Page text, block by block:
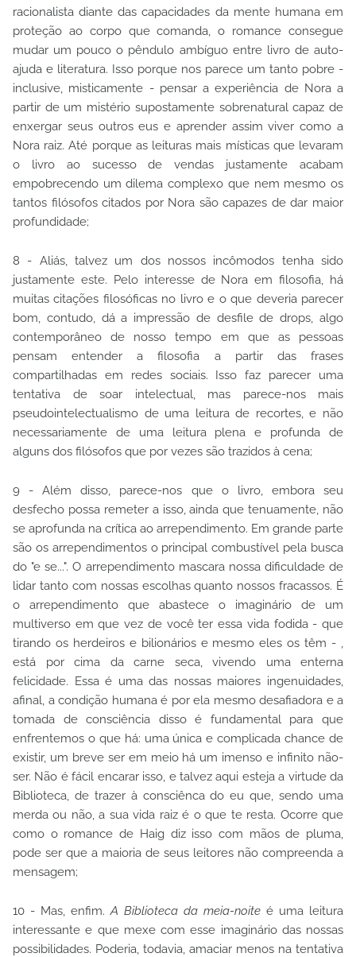
racionalista diante das capacidades da mente humana em
proteção ao corpo que comanda, o romance consegue
mudar um pouco o pêndulo ambíguo entre livro de auto-
ajuda e literatura. Isso porque nos parece um tanto pobre -
inclusive, misticamente - pensar a experiência de Nora a
partir de um mistério supostamente sobrenatural capaz de
enxergar seus outros eus e aprender assim viver como a
Nora raiz. Até porque as leituras mais místicas que levaram
o livro ao sucesso de vendas justamente acabam
empobrecendo um dilema complexo que nem mesmo os
tantos filósofos citados por Nora são capazes de dar maior
profundidade;
8 - Aliás, talvez um dos nossos incômodos tenha sido
justamente este. Pelo interesse de Nora em filosofia, há
muitas citações filosóficas no livro e o que deveria parecer
bom, contudo, dá a impressão de desfile de drops, algo
contemporâneo de nosso tempo em que as pessoas
pensam entender a filosofia a partir das frases
compartilhadas em redes sociais. Isso faz parecer uma
tentativa de soar intelectual, mas parece-nos mais
pseudointelectualismo de uma leitura de recortes, e não
necessariamente de uma leitura plena e profunda de
alguns dos filósofos que por vezes são trazidos à cena;
9 - Além disso, parece-nos que o livro, embora seu
desfecho possa remeter a isso, ainda que tenuamente, não
se aprofunda na crítica ao arrependimento. Em grande parte
são os arrependimentos o principal combustível pela busca
do "e se...". O arrependimento mascara nossa dificuldade de
lidar tanto com nossas escolhas quanto nossos fracassos. É
o arrependimento que abastece o imaginário de um
multiverso em que vez de você ter essa vida fodida - que
tirando os herdeiros e bilionários e mesmo eles os têm - ,
está por cima da carne seca, vivendo uma enterna
felicidade. Essa é uma das nossas maiores ingenuidades,
afinal, a condição humana é por ela mesmo desafiadora e a
tomada de consciência disso é fundamental para que
enfrentemos o que há: uma única e complicada chance de
existir, um breve ser em meio há um imenso e infinito não-
ser. Não é fácil encarar isso, e talvez aqui esteja a virtude da
Biblioteca, de trazer à consciênca do eu que, sendo uma
merda ou não, a sua vida raiz é o que te resta. Ocorre que
como o romance de Haig diz isso com mãos de pluma,
pode ser que a maioria de seus leitores não compreenda a
mensagem;
10 - Mas, enfim.A Biblioteca da meia-noiteé uma leitura
interessante e que mexe com esse imaginário das nossas
possibilidades. Poderia, todavia, amaciar menos na tentativa